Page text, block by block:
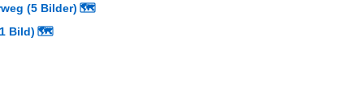
(5 Bilder) 🗺
Bild) 🗺